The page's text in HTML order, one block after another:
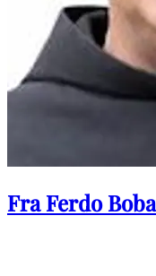
Fra Ferdo